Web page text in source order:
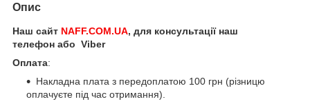
Опис
Наш сайт NAFF.COM.UA, для консультації наш
телефон або Viber
Оплата:
Накладна плата з передоплатою 100 грн (різницю
оплачуєте під час отримання).